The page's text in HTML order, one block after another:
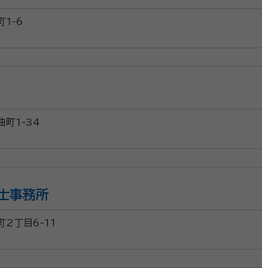
1-6
町1-34
事務所
2丁目6-11